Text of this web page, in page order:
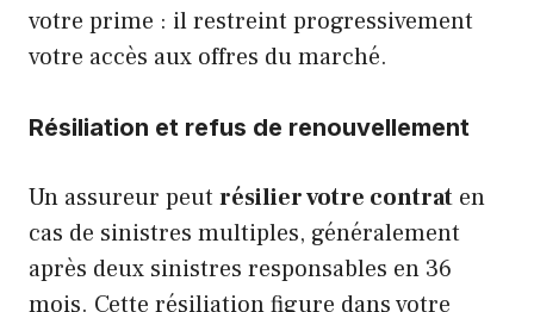
votre prime : il restreint progressivement
votre accès aux offres du marché.
Résiliation et refus de renouvellement
Un assureur peut résilier votre contrat en
cas de sinistres multiples, généralement
après deux sinistres responsables en 36
mois. Cette résiliation figure dans votre